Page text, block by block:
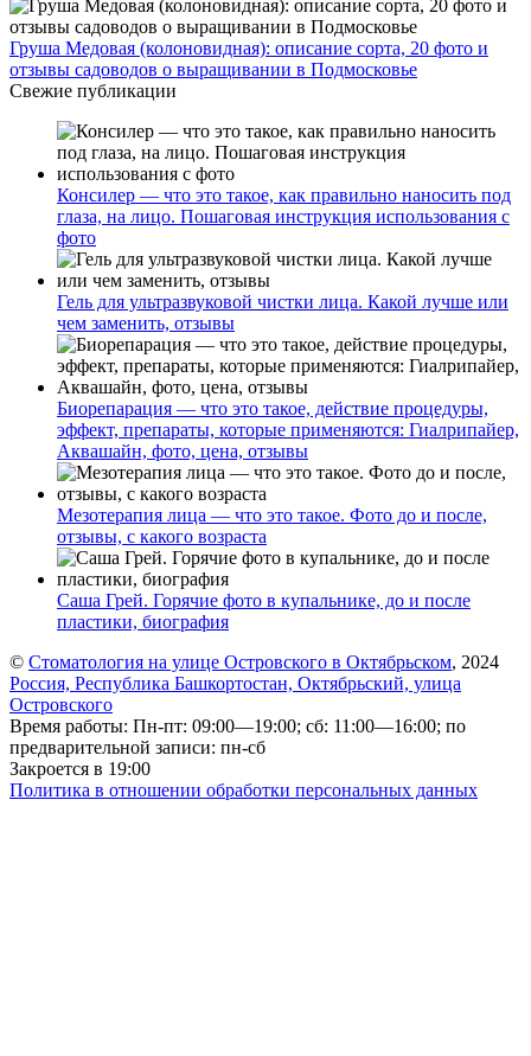
Груша Медовая (колоновидная): описание сорта, 20 фото и
отзывы садоводов о выращивании в Подмосковье
Свежие публикации
Консилер — что это такое, как правильно наносить под
глаза, на лицо. Пошаговая инструкция использования с
фото
Гель для ультразвуковой чистки лица. Какой лучше или
чем заменить, отзывы
Биорепарация — что это такое, действие процедуры,
эффект, препараты, которые применяются: Гиалрипайер,
Аквашайн, фото, цена, отзывы
Мезотерапия лица — что это такое. Фото до и после,
отзывы, с какого возраста
Саша Грей. Горячие фото в купальнике, до и после
пластики, биография
© Стоматология на улице Островского в Октябрьском, 2024
Россия, Республика Башкортостан, Октябрьский, улица
Островского
Время работы: Пн-пт: 09:00—19:00; сб: 11:00—16:00; по
предварительной записи: пн-сб
Закроется в 19:00
Политика в отношении обработки персональных данных